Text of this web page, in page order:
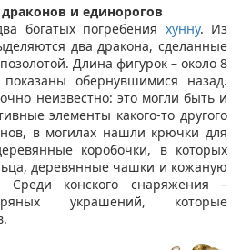
и единорогов
богатых погребения хунну. Из
два дракона, сделанные
Длина фигурок – около 8
обернувшимися назад.
неизвестно: это могли быть и
элементы какого-то другого
в могилах нашли крючки для
коробочки, в которых
деревянные чашки и кожаную
конского снаряжения –
украшений, которые